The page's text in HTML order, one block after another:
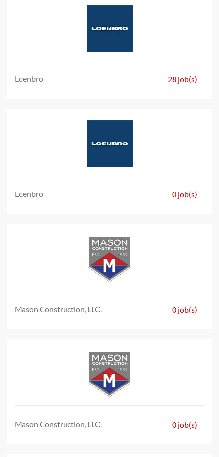
Loenbro 28 job(s)
Loenbro 0 job(s)
Mason Construction, LLC. 0 job(s)
Mason Construction, LLC. 0 job(s)